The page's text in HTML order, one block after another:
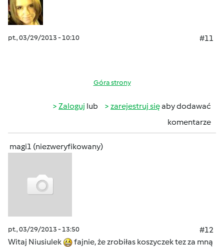
pt., 03/29/2013 - 10:10 #11
Góra strony
Zaloguj lub zarejestruj sięaby dodawać
komentarze
magi1 (niezweryfikowany)
pt., 03/29/2013 - 13:50
#12
Witaj Niusiulek
fajnie, że zrobiłas koszyczek tez za mną